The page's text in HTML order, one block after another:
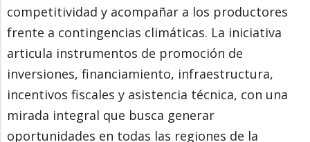
competitividad y acompañar a los productores
frente a contingencias climáticas. La iniciativa
articula instrumentos de promoción de
inversiones, financiamiento, infraestructura,
incentivos fiscales y asistencia técnica, con una
mirada integral que busca generar
oportunidades en todas las regiones de la